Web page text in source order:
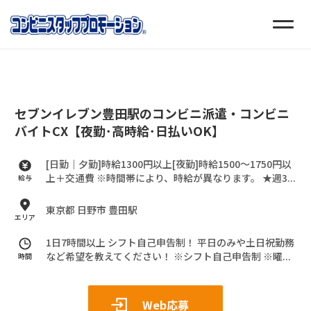
セブンイレブン豊田駅のコンビニ派遣・コンビニ
バイトCX【夜勤･高時給･日払いOK】
給与
[日勤｜夕勤]時給1300円以上[夜勤]時給1500～1750円以
上＋交通費 ※時間帯により、時給が異なります。 ★週3...
エリア 東京都 日野市 豊田駅
時間
1日7時間以上 シフト自己申告制！ 平日のみや土日祝勤務
など希望を教えてください！ ※シフト自己申告制 ※曜...
Web応募